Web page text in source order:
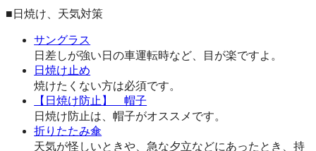
■日焼け、天気対策
サングラス
日差しが強い日の車運転時など、目が楽ですよ。
日焼け止め
焼けたくない方は必須です。
【日焼け防止】 帽子
日焼け防止は、帽子がオススメです。
折りたたみ傘
天気が怪しいときや、急な夕立などにあったとき、持